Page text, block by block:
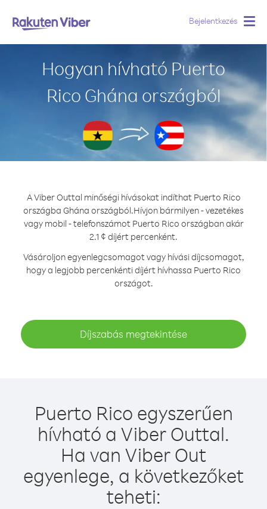
Bejelentkezés
Hogyan hívható Puerto
Rico Ghána országból
A Viber Outtal minőségi hívásokat indíthat Puerto Rico
országba Ghána országból.Hívjon bármilyen - vezetékes
vagy mobil - telefonszámot Puerto Rico országban akár
2.1 ¢ díjért percenként.
Vásároljon egyenlegcsomagot vagy hívási díjcsomagot,
hogy a legjobb percenkénti díjért hívhassa Puerto Rico
országot.
Díjszabás megtekintése
Puerto Rico egyszerűen
hívható a Viber Outtal.
Ha van Viber Out
egyenlege, a következőket
teheti: